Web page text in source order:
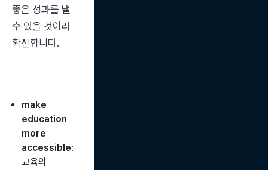
좋은 성과를 낼
수 있을 것이라
확신합니다.
make
education
more
accessible:
교육의